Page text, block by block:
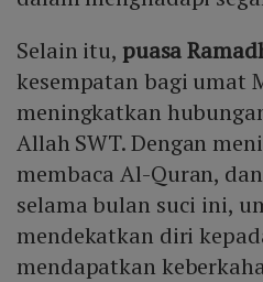
Selain itu, puasa
kesempatan bagi umat
meningkatkan
Allah SWT. Dengan
membaca Al-Quran,
selama bulan suci ini,
mendekatkan diri
mendapatkan